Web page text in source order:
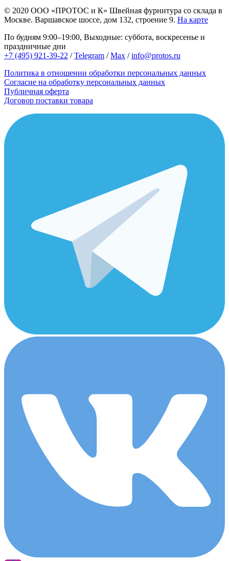
© 2020 ООО «ПРОТОС и К» Швейная фурнитура со склада в
Москве. Варшавское шоссе, дом 132, строение 9. На карте
По будням 9:00–19:00, Выходные: суббота, воскресенье и
праздничные дни
+7 (495) 921-39-22 /Telegram /Max /info@protos.ru
Политика в отношении обработки персональных данных
Согласие на обработку персональных данных
Публичная оферта
Договор поставки товара